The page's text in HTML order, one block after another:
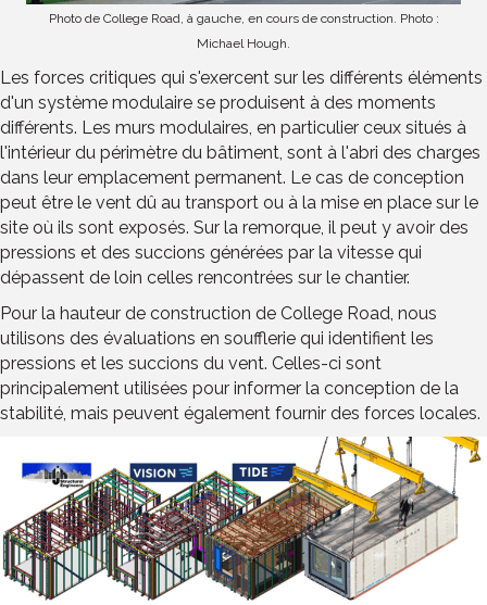
Photo de College Road, à gauche, en cours de construction. Photo :
Michael Hough.
Les forces critiques qui s'exercent sur les différents éléments
d'un système modulaire se produisent à des moments
différents. Les murs modulaires, en particulier ceux situés à
l'intérieur du périmètre du bâtiment, sont à l'abri des charges
dans leur emplacement permanent. Le cas de conception
peut être le vent dû au transport ou à la mise en place sur le
site où ils sont exposés. Sur la remorque, il peut y avoir des
pressions et des succions générées par la vitesse qui
dépassent de loin celles rencontrées sur le chantier.
Pour la hauteur de construction de College Road, nous
utilisons des évaluations en soufflerie qui identifient les
pressions et les succions du vent. Celles-ci sont
principalement utilisées pour informer la conception de la
stabilité, mais peuvent également fournir des forces locales.